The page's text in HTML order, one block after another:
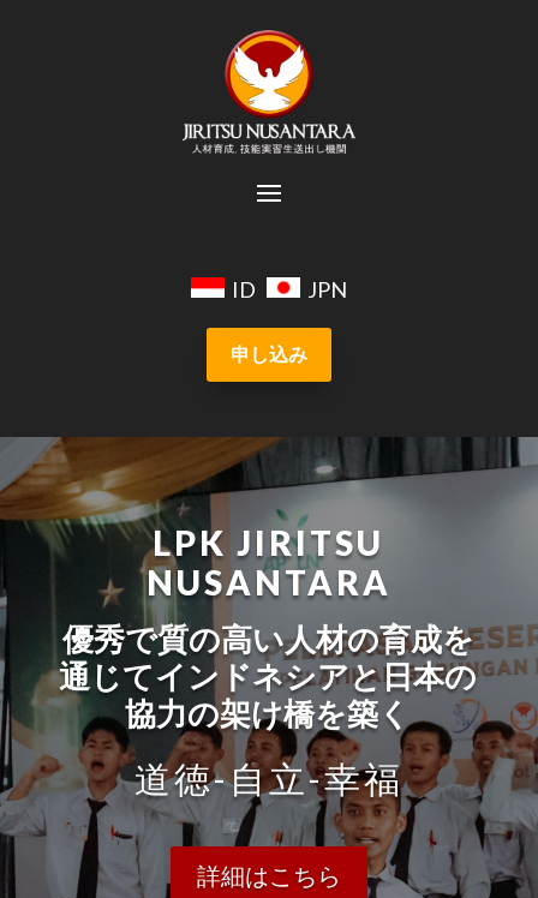
ID JPN
申し込み
LPK JIRITSU
NUSANTARA
優秀で質の高い人材の育成を
通じてインドネシアと日本の
協力の架け橋を築く
道徳-自立-幸福
詳細はこちら